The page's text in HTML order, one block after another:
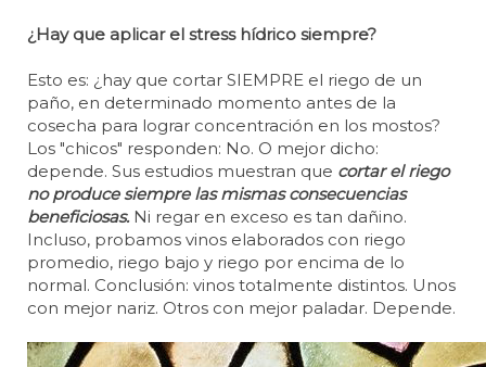
¿Hay que aplicar el stress hídrico siempre?
Esto es: ¿hay que cortar SIEMPRE el riego de un
paño, en determinado momento antes de la
cosecha para lograr concentración en los mostos?
Los "chicos" responden: No. O mejor dicho:
depende. Sus estudios muestran que cortar el riego
no produce siempre las mismas consecuencias
beneficiosas.Ni regar en exceso es tan dañino.
Incluso, probamos vinos elaborados con riego
promedio, riego bajo y riego por encima de lo
normal. Conclusión: vinos totalmente distintos. Unos
con mejor nariz. Otros con mejor paladar. Depende.